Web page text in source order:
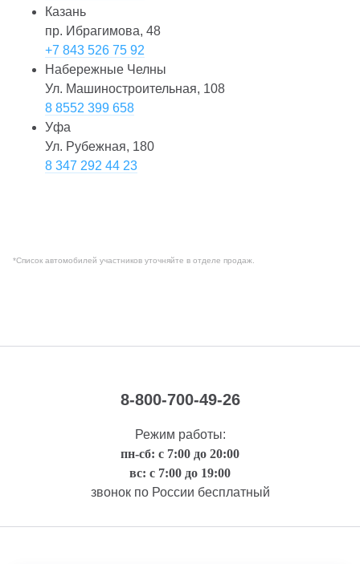
Казань
пр. Ибрагимова, 48
+7 843 526 75 92
Набережные Челны
Ул. Машиностроительная, 108
8 8552 399 658
Уфа
Ул. Рубежная, 180
8 347 292 44 23
*Список автомобилей участников уточняйте в отделе продаж.
8-800-700-49-26
Режим работы:
пн-сб: с 7:00 до 20:00
вс: с 7:00 до 19:00
звонок по России бесплатный